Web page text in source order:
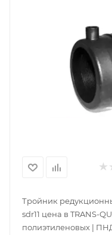
Тройник
sdr11 цена в TRANS-QUADRO - фитинги для
полиэтиленовых |